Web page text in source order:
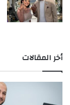
أخر المقالات